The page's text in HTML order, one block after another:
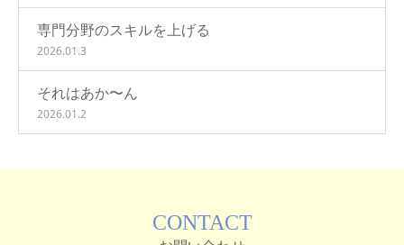
専門分野のスキルを上げる
2026.01.3
それはあか〜ん
2026.01.2
CONTACT